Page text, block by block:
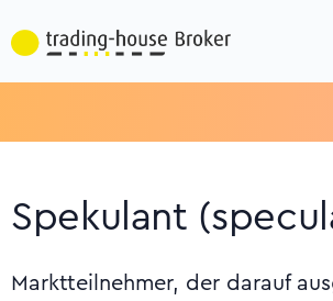
Spekulant
Marktteilnehmer, der darauf